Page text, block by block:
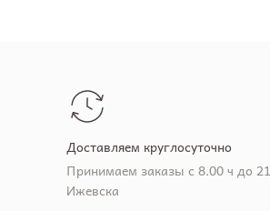
Доставляем круглосуточно
Принимаем заказы с 8.00 ч до
Ижевска